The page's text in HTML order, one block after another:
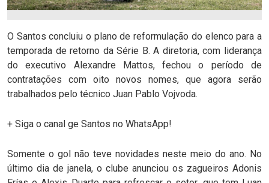
O Santos concluiu o plano de reformulação do elenco para a
temporada de retorno da Série B. A diretoria, com liderança
do executivo Alexandre Mattos, fechou o período de
contratações com oito novos nomes, que agora serão
trabalhados pelo técnico Juan Pablo Vojvoda.
+ Siga o canal ge Santos no WhatsApp!
Somente o gol não teve novidades neste meio do ano. No
último dia de janela, o clube anunciou os zagueiros Adonis